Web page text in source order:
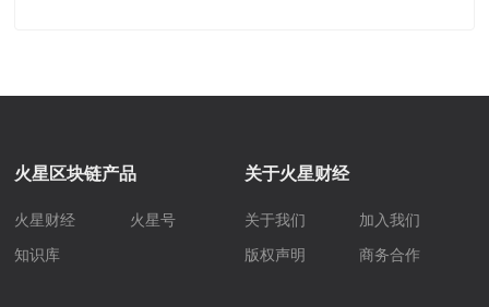
火星区块链产品
火星财经 火星号
知识库
关于火星财经
关于我们 加入我们
版权声明 商务合作